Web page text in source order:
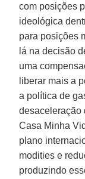
com posições
ideológica
para po­sições
lá na decisão
uma
liberar mais a
a política de
desaceleração
Casa Minha
plano
modities e
produzindo